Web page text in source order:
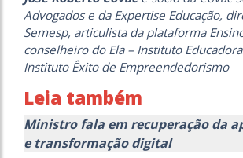
Advogados e da Expertise Educação,
Semesp, articulista da plataforma
conselheiro do Ela – Instituto
Instituto Êxito de Empreendedorismo
Leia também
Ministro fala em recuperação da
e transformação digital